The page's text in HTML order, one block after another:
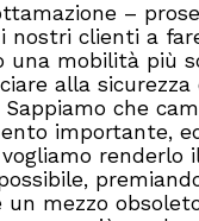
–
nostri clienti a
una mobilità più
alla sicurezza
che
importante,
renderlo
mezzo